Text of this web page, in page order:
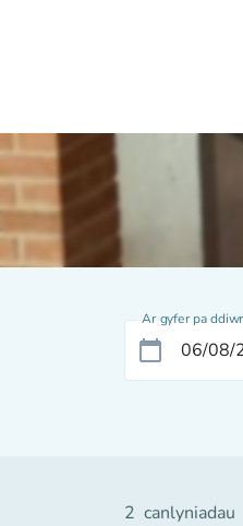
Ar gyfer pa
calendar_today
2 canlyniadau